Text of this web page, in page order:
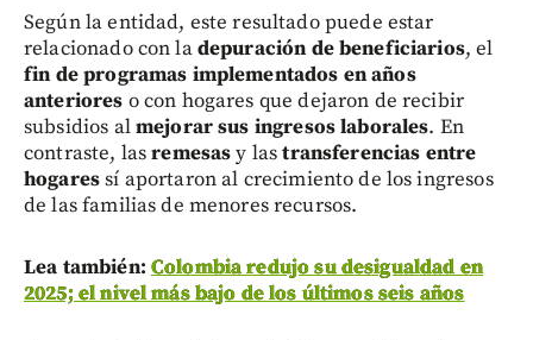
Según la entidad, este resultado puede estar
relacionado con ladepuración de beneficiarios, el
fin de programas implementados en años
anteriores o con hogares que dejaron de recibir
subsidios almejorar sus ingresos laborales. En
contraste, lasremesasy lastransferencias entre
hogaressí aportaron al crecimiento de los ingresos
de las familias de menores recursos.
Lea también: Colombia redujo su desigualdad en
2025; el nivel más bajo de los últimos seis años